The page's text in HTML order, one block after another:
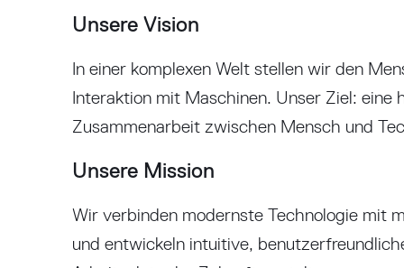
Unsere Vision
In einer komplexen Welt stellen wir den
Interaktion mit Maschinen. Unser Ziel: eine
Zusammenarbeit zwischen Mensch und
Unsere Mission
Wir verbinden modernste Technologie mit
und entwickeln intuitive,